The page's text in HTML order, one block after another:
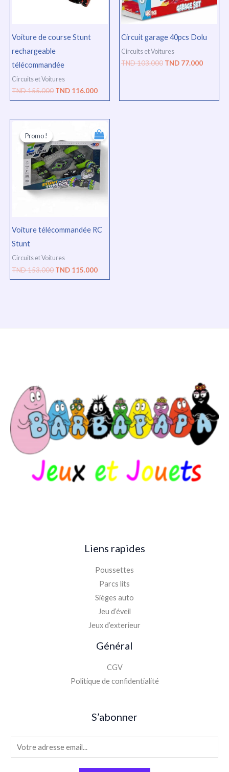
Voiture de course Stunt
rechargeable
télécommandée
Circuits et Voitures
TND155.000 TND 116.000
Circuit garage 40pcs Dolu
Circuits et Voitures
TND103.000 TND 77.000
Promo !
Voiture télécommandée RC
Stunt
Promo !
Circuits et Voitures
TND153.000
initial
était :
TND
153.000.
TND 115.000
prix
actuel
est :
TND
115.000.
Liens rapides
Poussettes
Parcs lits
Sièges auto
Jeu d’éveil
Jeux d’exterieur
Général
CGV
Politique de confidentialité
S’abonner
m